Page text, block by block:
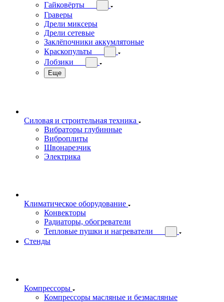
Гайковёрты
Граверы
Дрели миксеры
Дрели сетевые
Заклёпочники аккумлятоные
Краскопульты
Лобзики
Еще
Силовая и строительная техника
Вибраторы глубинные
Виброплиты
Швонарезчик
Электрика
Климатическое оборудование
Конвекторы
Радиаторы, обогреватели
Тепловые пушки и нагреватели
Стенды
Компрессоры
Компрессоры масляные и безмасляные